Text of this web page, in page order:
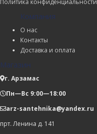
Политика конфиденциальности
Компания
О нас
Контакты
Доставка и оплата
Магазин
г. Арзамас
Пн—Вс 9:00—18:00
arz-santehnika@yandex.ru
прт. Ленина д. 141